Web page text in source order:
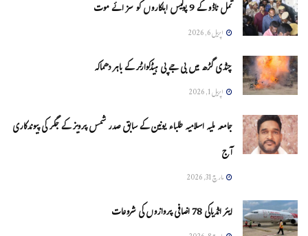
تمل ناڈو کے 9 پولیس اہلکاروں کو سزائے موت
اپریل 6, 2026
چنڈی گڑھ میں بی جے پی ہیڈکوارٹر کے باہر دھماکہ
اپریل 1, 2026
جامعہ ملیہ اسلامیہ طلباء یونین کے سابق صدر شمس پرویز کے جگر کی پیوندکاری
آج
مارچ 31, 2026
ایئر انڈیاکی 78 اضافی پروازوں کی شروعات